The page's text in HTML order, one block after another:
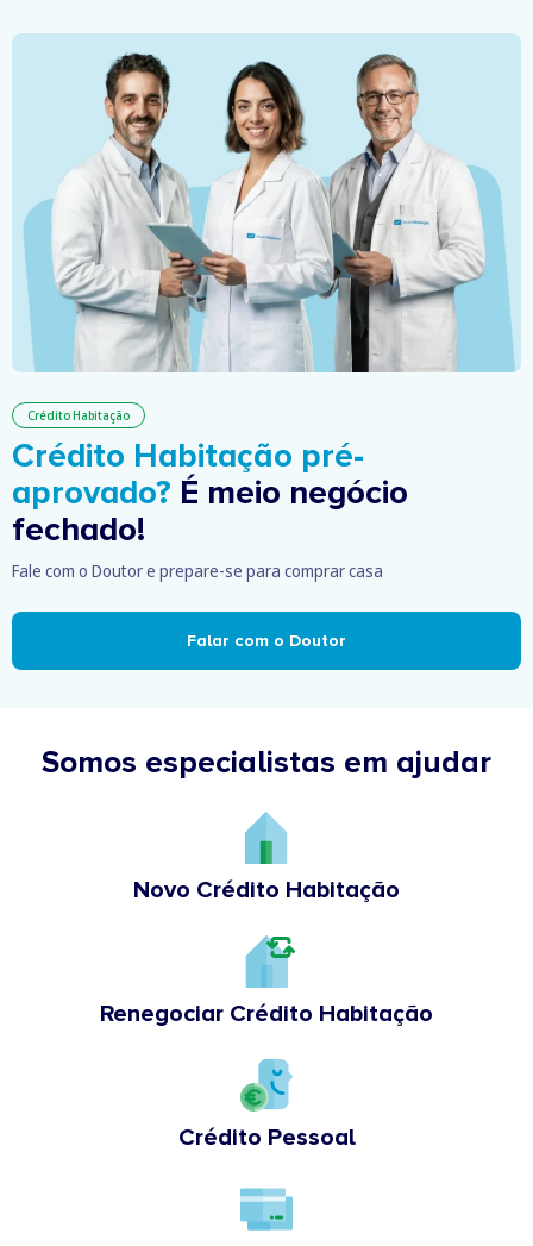
Crédito Habitação
Crédito Habitação pré-
aprovado? É meio negócio
fechado!
Fale com o Doutor e prepare-se para comprar casa
Falar com o Doutor
Somos especialistas em ajudar
Novo Crédito Habitação
Renegociar Crédito Habitação
Crédito Pessoal